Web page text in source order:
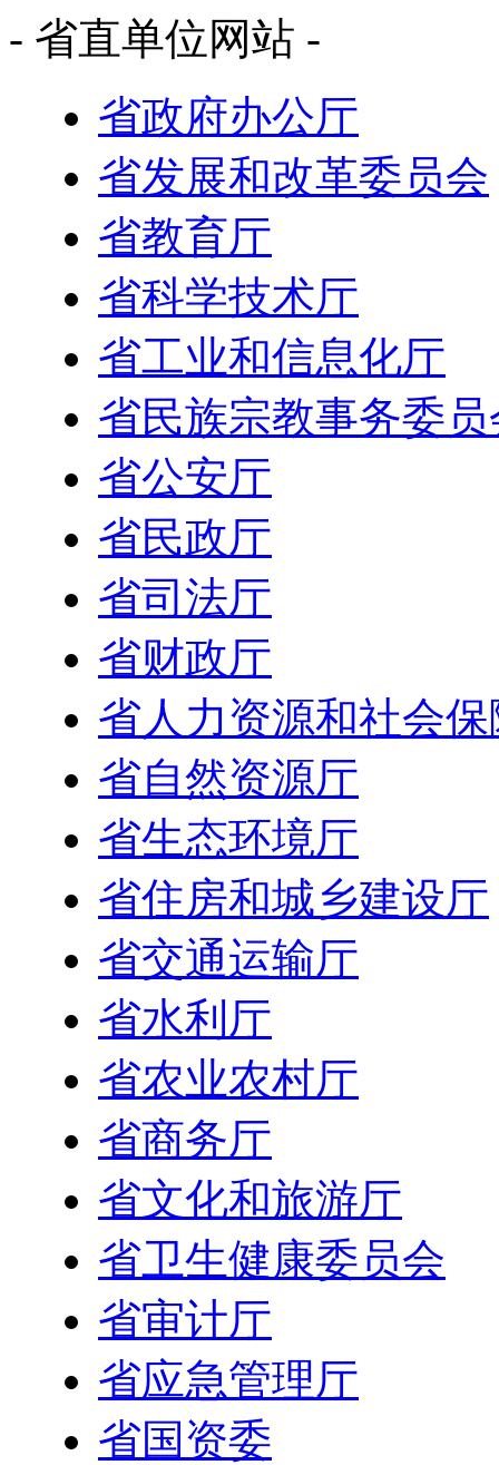
- 省直单位网站 -
省政府办公厅
省发展和改革委员会
省教育厅
省科学技术厅
省工业和信息化厅
省民族宗教事务委员
省公安厅
省民政厅
省司法厅
省财政厅
省人力资源和社会
省自然资源厅
省生态环境厅
省住房和城乡建设厅
省交通运输厅
省水利厅
省农业农村厅
省商务厅
省文化和旅游厅
省卫生健康委员会
省审计厅
省应急管理厅
省国资委